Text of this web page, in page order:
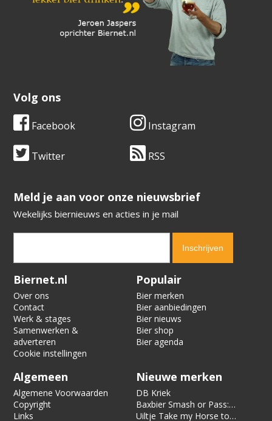
Volg ons
Facebook Instagram
Twitter RSS
​​​​​​​Meld je aan voor onze nieuwsbrief
Wekelijks biernieuws en acties in je mail
Verification code:
Biernet.nl
Over ons
Contact
Werk & stages
Samenwerken &
adverteren
Cookie instellingen
Populair
Bier merken
Bier aanbiedingen
Bier nieuws
Bier shop
Bier agenda
Algemeen
Algemene Voorwaarden
Copyright
Links
Nieuwe merken
DB Kriek
Baxbier Smash or Pass:
Strata
Uiltje Take my Horse to